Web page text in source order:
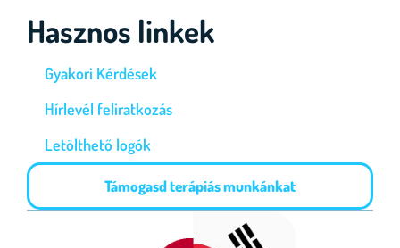
Hasznos linkek
Gyakori Kérdések
Hírlevél feliratkozás
Letölthető logók
Támogasd terápiás munkánkat